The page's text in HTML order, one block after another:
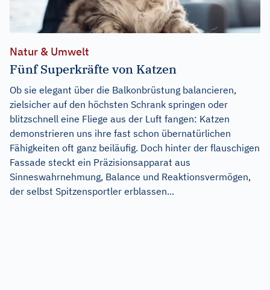
Natur & Umwelt
Fünf Superkräfte von Katzen
Ob sie elegant über die Balkonbrüstung balancieren,
zielsicher auf den höchsten Schrank springen oder
blitzschnell eine Fliege aus der Luft fangen: Katzen
demonstrieren uns ihre fast schon übernatürlichen
Fähigkeiten oft ganz beiläufig. Doch hinter der flauschigen
Fassade steckt ein Präzisionsapparat aus
Sinneswahrnehmung, Balance und Reaktionsvermögen,
der selbst Spitzensportler erblassen...